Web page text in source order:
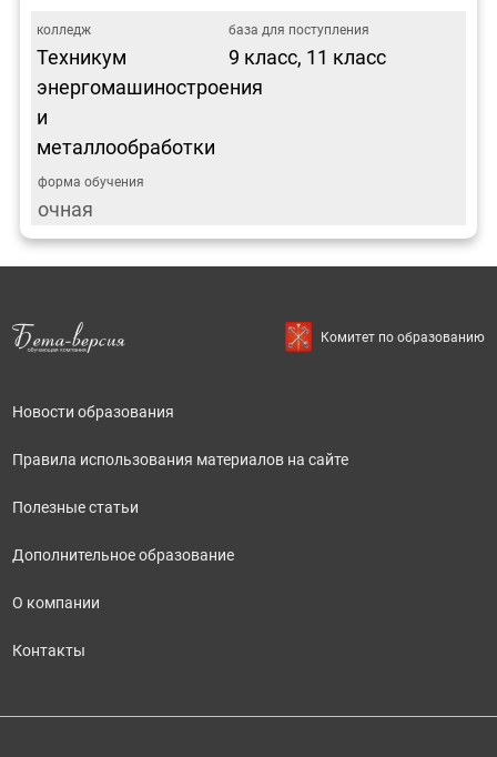
Техникум
энергомашиностроения
и
металлообработки
9 класс, 11 класс
очная
Комитет по образованию
Новости образования
Правила использования материалов на сайте
Полезные статьи
Дополнительное образование
О компании
Контакты